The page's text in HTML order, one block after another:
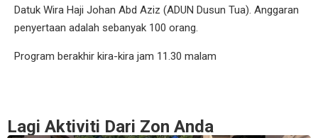
Datuk Wira Haji Johan Abd Aziz (ADUN Dusun Tua). Anggaran
penyertaan adalah sebanyak 100 orang.
Program berakhir kira-kira jam 11.30 malam
Lagi Aktiviti Dari Zon Anda